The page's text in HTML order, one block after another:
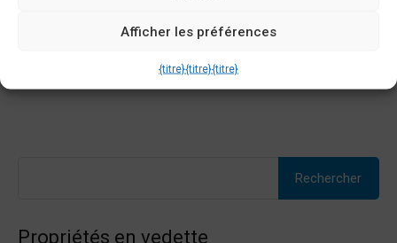
Afficher les préférences
{titre}{titre}{titre}
Propriétés en vedette